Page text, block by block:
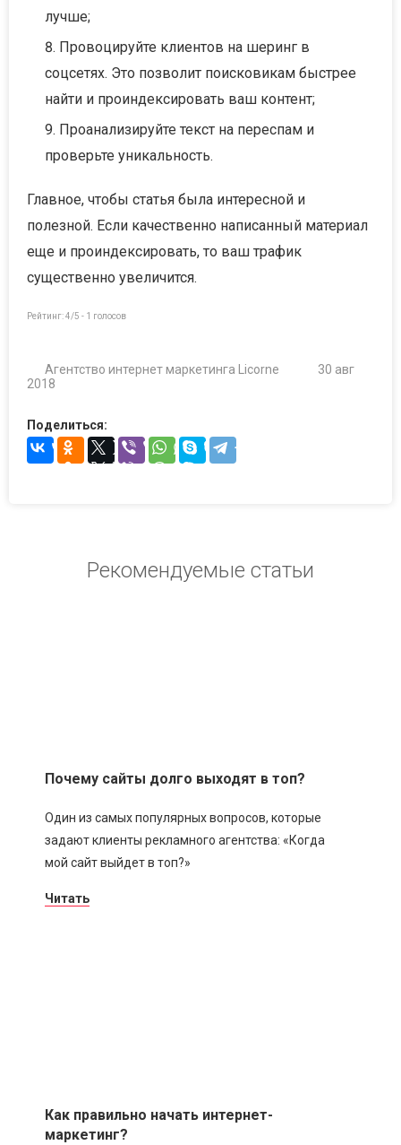
лучше;
Провоцируйте клиентов на шеринг в
соцсетях. Это позволит поисковикам быстрее
найти и проиндексировать ваш контент;
Проанализируйте текст на переспам и
проверьте уникальность.
Главное, чтобы статья была интересной и
полезной. Если качественно написанный материал
еще и проиндексировать, то ваш трафик
существенно увеличится.
Рейтинг:4/5 - 1 голосов
Агентство интернет маркетинга Licorne
30 авг
2018
Поделиться:
Рекомендуемые статьи
Почему сайты долго выходят в топ?
Один из самых популярных вопросов, которые
задают клиенты рекламного агентства: «Когда
мой сайт выйдет в топ?»
Читать
Как правильно начать интернет-
маркетинг?